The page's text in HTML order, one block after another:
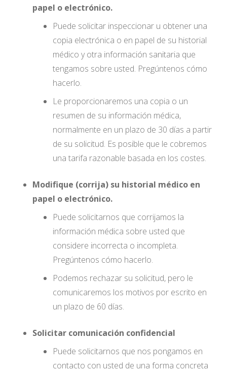
papel o electrónico.
Puede solicitar inspeccionar u obtener una
copia electrónica o en papel de su historial
médico y otra información sanitaria que
tengamos sobre usted. Pregúntenos cómo
hacerlo.
Le proporcionaremos una copia o un
resumen de su información médica,
normalmente en un plazo de 30 días a partir
de su solicitud. Es posible que le cobremos
una tarifa razonable basada en los costes.
Modifique (corrija) su historial médico en
papel o electrónico.
Puede solicitarnos que corrijamos la
información médica sobre usted que
considere incorrecta o incompleta.
Pregúntenos cómo hacerlo.
Podemos rechazar su solicitud, pero le
comunicaremos los motivos por escrito en
un plazo de 60 días.
Solicitar comunicación confidencial
Puede solicitarnos que nos pongamos en
contacto con usted de una forma concreta